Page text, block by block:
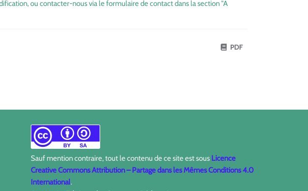
ou contacter-nous via le formulaire de contact dans la section "A
PDF
Sauf mention contraire, tout le contenu de ce site est sous Licence
Creative Commons Attribution – Partage dans les Mêmes Conditions 4.0
International.